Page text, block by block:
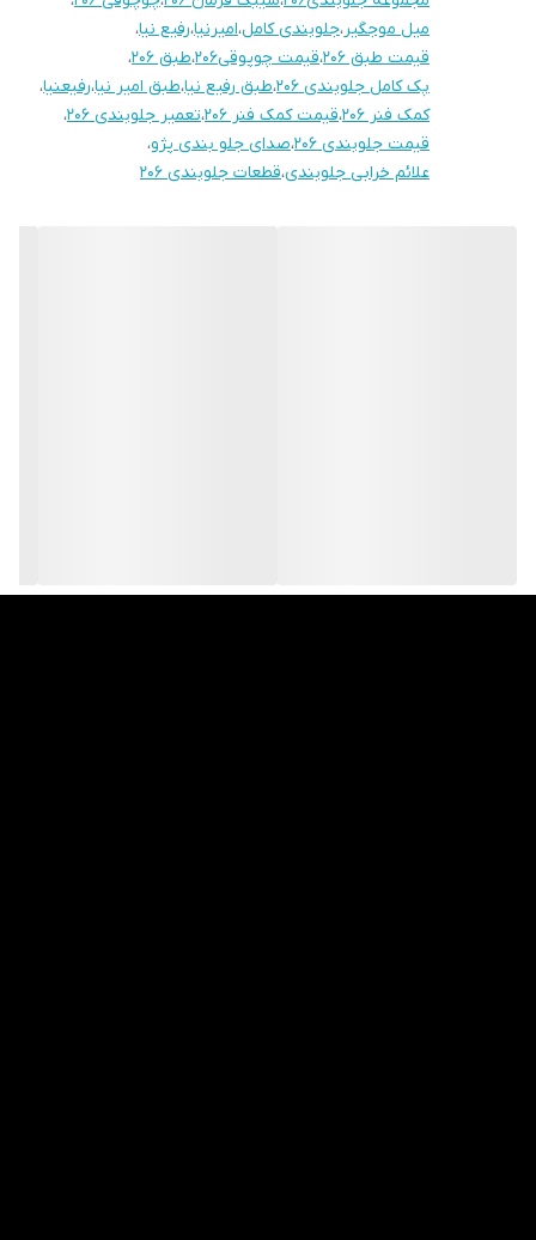
میل موجگیر،جلوبندی کامل،امیرنیا،رفیع نیا،
قیمت طبق 206
،قیمت چوپوقی206 ،طبق 206
،
پک کامل جلوبندی 206
،طبق رفیع نیا،طبق امیر نیا،رفیعنیا،
کمک فنر 206
،قیمت کمک فنر 206 ،تعمیر جلوبندی 206
،
قیمت جلوبندی 206
،صدای جلو بندی پژو،
علائم خرابی جلوبندی،قطعات جلوبندی 206